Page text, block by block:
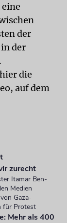
der
der
die
auf dem
zurecht
Itamar Ben-
Medien
Gaza-
für Protest
Mehr als 400